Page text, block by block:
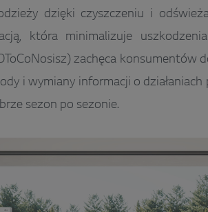
dzięki czyszczeniu i
która minimalizuje
zachęca konsumentów
i wymiany informacji o działaniach
sezon po sezonie.